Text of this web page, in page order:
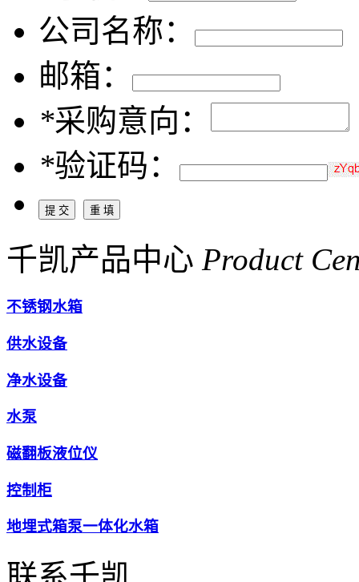
公司名称：
邮箱：
*采购意向：
*验证码：
千凯产品中心 Product
不锈钢水箱
供水设备
净水设备
水泵
磁翻板液位仪
控制柜
地埋式箱泵一体化水箱